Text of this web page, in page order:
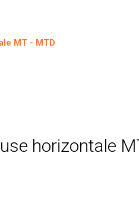
MT - MTD
horizontale